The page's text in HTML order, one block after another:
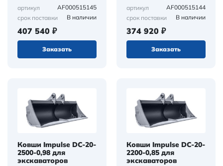
артикул
AF000515145
срок поставки
В наличии
407 540 ₽
Заказать
артикул
AF000515144
срок поставки
В наличии
374 920 ₽
Заказать
Ковши Impulse DC-20-
2500-0,98 для
экскаваторов
Ковши Impulse DC-20-
2200-0,85 для
экскаваторов